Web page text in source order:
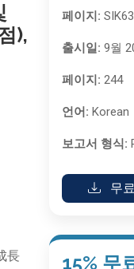
),
長
페이지:
출시일: 9월
페이지: 244
언어: Korean
보고서 형식:
무
15% 무